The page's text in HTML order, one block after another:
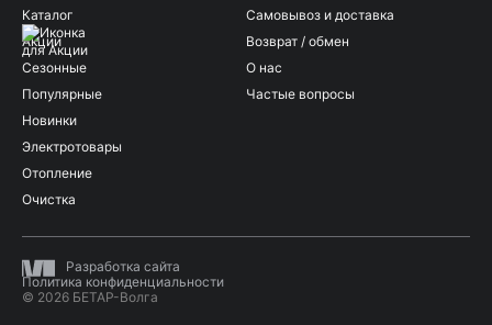
Каталог
Акции
Сезонные
Популярные
Новинки
Электротовары
Отопление
Очистка
Самовывоз и доставка
Возврат / обмен
О нас
Частые вопросы
© 2026 БЕТАР-Волга
Политика конфиденциальности
Разработка сайта